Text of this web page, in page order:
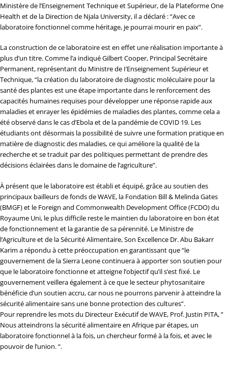
Ministère de l’Enseignement Technique et Supérieur, de la Plateforme One
Health et de la Direction de Njala University, il a déclaré : “Avec ce
laboratoire fonctionnel comme héritage, je pourrai mourir en paix”.
La construction de ce laboratoire est en effet une réalisation importante à
plus d’un titre. Comme l’a indiqué Gilbert Cooper, Principal Secrétaire
Permanent, représentant du Ministre de I’Enseignement Supérieur et
Technique, “la création du laboratoire de diagnostic moléculaire pour la
santé des plantes est une étape importante dans le renforcement des
capacités humaines requises pour développer une réponse rapide aux
maladies et enrayer les épidémies de maladies des plantes, comme cela a
été observé dans le cas d’Ebola et de la pandémie de COVID 19. Les
étudiants ont désormais la possibilité de suivre une formation pratique en
matière de diagnostic des maladies, ce qui améliore la qualité de la
recherche et se traduit par des politiques permettant de prendre des
décisions éclairées dans le domaine de l’agriculture”.
À présent que le laboratoire est établi et équipé, grâce au soutien des
principaux bailleurs de fonds de WAVE, la Fondation Bill & Melinda Gates
(BMGF) et le Foreign and Commonwealth Development Office (FCDO) du
Royaume Uni, le plus difficile reste le maintien du laboratoire en bon état
de fonctionnement et la garantie de sa pérennité. Le Ministre de
l’Agriculture et de la Sécurité Alimentaire, Son Excellence Dr. Abu Bakarr
Karim a répondu à cette préoccupation en garantissant que “le
gouvernement de la Sierra Leone continuera à apporter son soutien pour
que le laboratoire fonctionne et atteigne l’objectif qu’il s’est fixé. Le
gouvernement veillera également à ce que le secteur phytosanitaire
bénéficie d’un soutien accru, car nous ne pourrons parvenir à atteindre la
sécurité alimentaire sans une bonne protection des cultures”.
Pour reprendre les mots du Directeur Exécutif de WAVE, Prof. Justin PITA, ”
Nous atteindrons la sécurité alimentaire en Afrique par étapes, un
laboratoire fonctionnel à la fois, un chercheur formé à la fois, et avec le
pouvoir de l’union. “.